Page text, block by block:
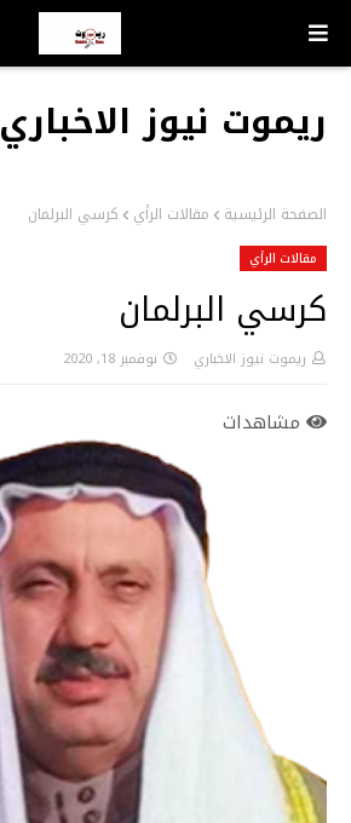
ريموت نيوز الاخباري
الصفحة الرئيسية مقالات الرأي كرسي البرلمان
مقالات الرأي
كرسي البرلمان
ريموت نيوز الاخباري نوفمبر 18, 2020
مشاهدات